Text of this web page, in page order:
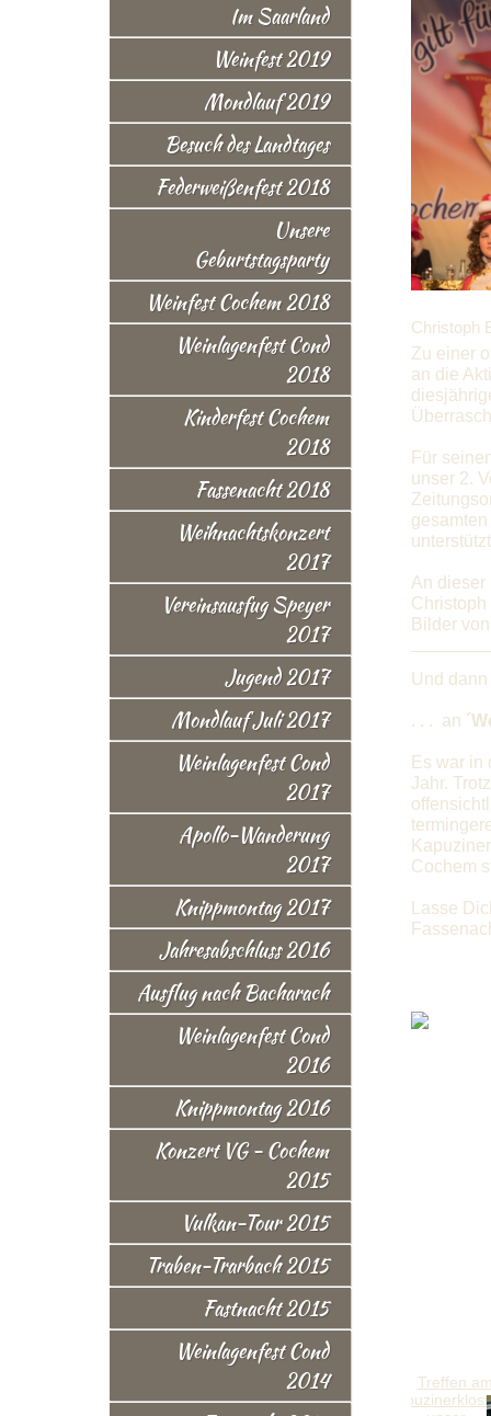
Im Saarland
Weinfest 2019
Mondlauf 2019
Besuch des Landtages
Federweißenfest 2018
Unsere
Geburtstagsparty
Weinfest Cochem 2018
Weinlagenfest Cond
2018
Kinderfest Cochem
2018
Fassenacht 2018
Weihnachtskonzert
2017
Vereinsausfug Speyer
2017
Jugend 2017
Mondlauf Juli 2017
Weinlagenfest Cond
2017
Apollo-Wanderung
2017
Knippmontag 2017
Jahresabschluss 2016
Ausflug nach Bacharach
Weinlagenfest Cond
2016
Knippmontag 2016
Konzert VG - Cochem
2015
Vulkan-Tour 2015
Traben-Trarbach 2015
Fastnacht 2015
Weinlagenfest Cond
2014
Christoph
Zu einer
an die
Für
unser 2.
An dieser
Bilder
Und
. . . an
Es war in
Jahr.
Cochem
Lasse